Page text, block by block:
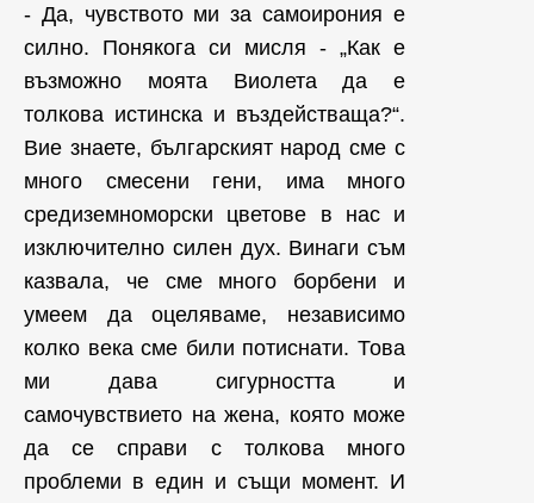
- Да, чувството ми за самоирония е
силно. Понякога си мисля - „Как е
възможно моята Виолета да е
толкова истинска и въздействаща?“.
Вие знаете, българският народ сме с
много смесени гени, има много
средиземноморски цветове в нас и
изключително силен дух. Винаги съм
казвала, че сме много борбени и
умеем да оцеляваме, независимо
колко века сме били потиснати. Това
ми дава сигурността и
самочувствието на жена, която може
да се справи с толкова много
проблеми в един и същи момент. И